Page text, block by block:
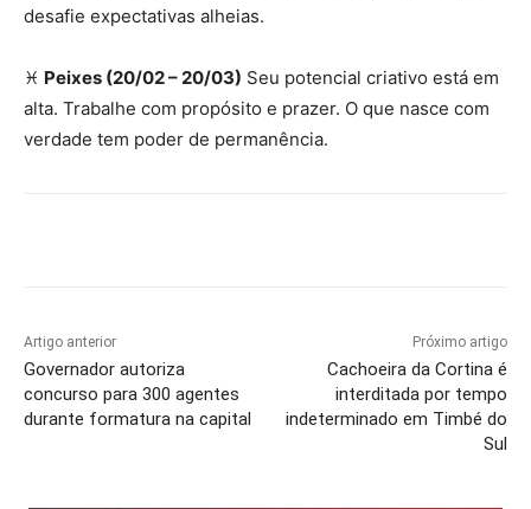
desafie expectativas alheias.
♓ Peixes (20/02 – 20/03) Seu potencial criativo está em
alta. Trabalhe com propósito e prazer. O que nasce com
verdade tem poder de permanência.
Artigo anterior
Governador autoriza
concurso para 300 agentes
durante formatura na capital
Próximo artigo
Cachoeira da Cortina é
interditada por tempo
indeterminado em Timbé do
Sul